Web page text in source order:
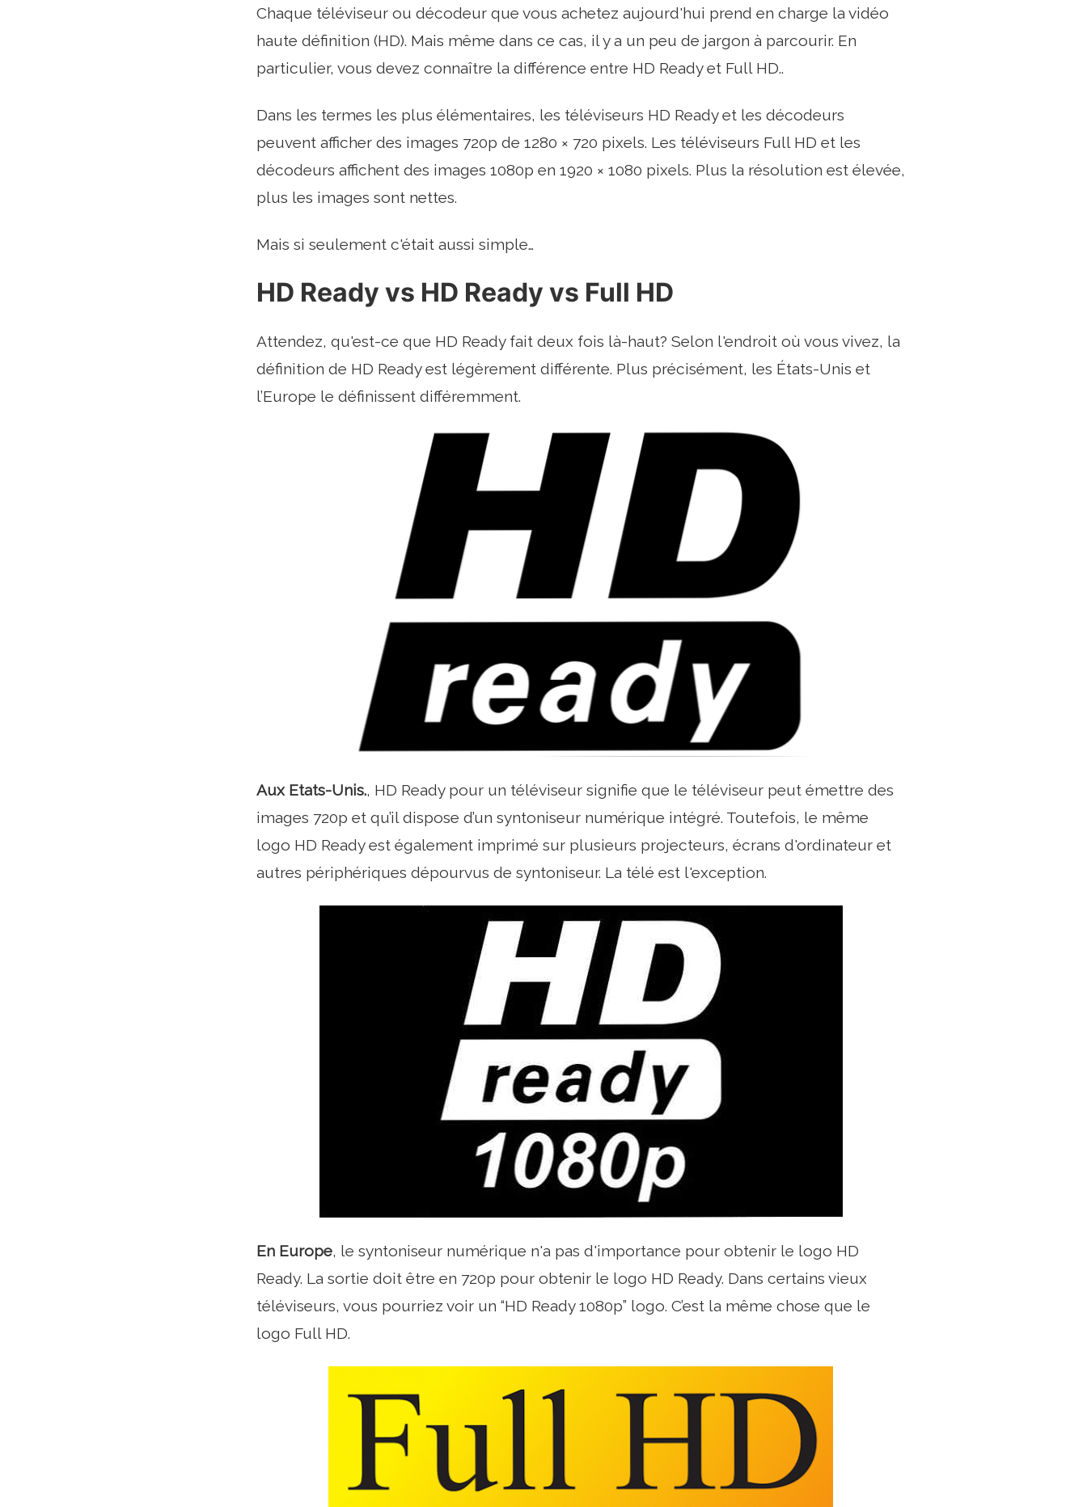
Chaque téléviseur ou décodeur que vous achetez aujourd'hui prend en charge la vidéo
haute définition (HD). Mais même dans ce cas, il y a un peu de jargon à parcourir. En
particulier, vous devez connaître la différence entre HD Ready et Full HD..
Dans les termes les plus élémentaires, les téléviseurs HD Ready et les décodeurs
peuvent afficher des images 720p de 1280 × 720 pixels. Les téléviseurs Full HD et les
décodeurs affichent des images 1080p en 1920 × 1080 pixels. Plus la résolution est élevée,
plus les images sont nettes.
Mais si seulement c'était aussi simple…
HD Ready vs HD Ready vs Full HD
Attendez, qu'est-ce que HD Ready fait deux fois là-haut? Selon l'endroit où vous vivez, la
définition de HD Ready est légèrement différente. Plus précisément, les États-Unis et
l’Europe le définissent différemment.
Aux Etats-Unis., HD Ready pour un téléviseur signifie que le téléviseur peut émettre des
images 720p et qu’il dispose d’un syntoniseur numérique intégré. Toutefois, le même
logo HD Ready est également imprimé sur plusieurs projecteurs, écrans d'ordinateur et
autres périphériques dépourvus de syntoniseur. La télé est l'exception.
En Europe, le syntoniseur numérique n'a pas d'importance pour obtenir le logo HD
Ready. La sortie doit être en 720p pour obtenir le logo HD Ready. Dans certains vieux
téléviseurs, vous pourriez voir un “HD Ready 1080p” logo. C’est la même chose que le
logo Full HD.